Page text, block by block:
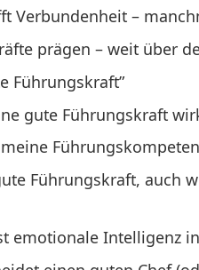
Verbundenheit –
prägen – weit über
Führungskraft”
gute Führungskraft
Führungskraft, auch
emotionale Intelligenz